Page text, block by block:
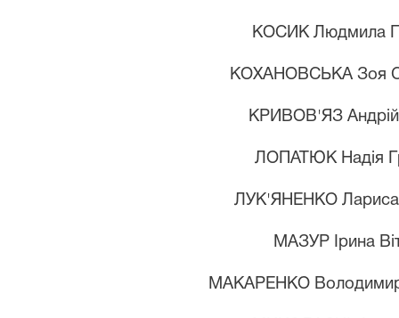
КОСИК Л юдмила
КОХАНОВСЬКА Зоя
КРИВОВ'ЯЗ А
ЛОПАТЮК Надія
ЛУК'ЯНЕНКО Л
МАЗУР І рина В
МАКАРЕНКО В